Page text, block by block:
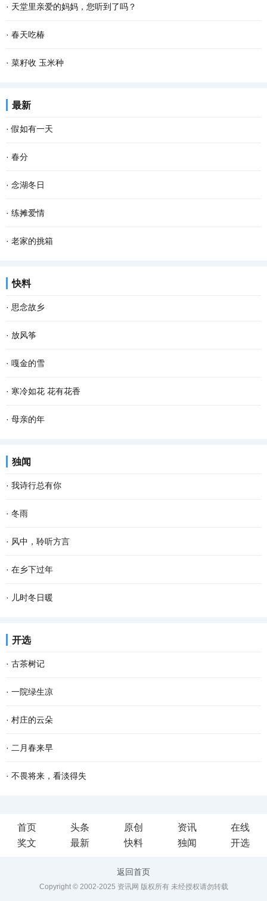
世界 美丽的鲜花散发出芬芳 只为等你 给出一季的火红 你低头时的温
柔 没有忧愁 我在一片柔情和泪水中 回想起我...
与镶嵌在老步湖路上的明珠——三湾村，离别已有十多个春秋。没想
到和她的重逢，发生在一个烟雨迷蒙的日子。 那个乍暖还寒的下午，
与几位朋友一起驱车到三湾观光。虽然天气阴沉...
· 天堂里亲爱的妈妈，您听到了吗？
天堂里亲爱的妈妈，您知道吗？儿子在人间得了重度糖尿病，在医院
躺了十四天，倍受煎熬。七月三日，高达32 mmol/L的血糖指标忙乱
· 春天吃椿
推开晨雾，把记忆安放进口袋，那些柔软的时光和迷离的梦，若隐若
· 菜籽收 玉米种
最新
·假如有一天
假如有一天， 我变成了一阵风， 我会轻柔的吹过游子的脸庞， 像母
亲般抚慰他漂泊的心灵。 假如有一天， 我变成了一场雨， 我会尽情
的浇灌久旱的粮田， 让干涸的良苗尽情享受绵绵...
· 春分
春分 一位季节的仙子 拽着暖暖的春风 蓬勃着生命的气息 撒一路芬芳
款款地走来 春风敲醒冰封的泥土 苏醒了沉睡的种子 一种力量在酥软
的泥土里萌动 一个希望在春光里勃发 萌发生长...
· 念湖冬日
念湖，一个藏在云南乌蒙山腹地的高原湖泊，烟波浩渺，碧水茫茫。
冬天的念湖，有着一种自然、简约的美。远山连绵，湖水深流。而树
· 练摊爱情
近日来，“地摊”这个词突然火爆起来，网络上出现各种各样的地摊文
· 老家的挑箱
快料
· 思念故乡
回忆，那么细碎，那么悠长；故乡，那么遥远，那么忧伤。没有故
乡，自己属于谁？没有路标，哪里是归宿？时代头也不回地疾行，故
乡最朴素最亲切的气息，一幕幕的景象在眼前滑过...
· 放风筝
阳春三月是放风筝的好季节，歌里也唱——又是一年三月三，风筝飞
满天。其实若按夏历三月，气温已经上来了，太阳也有些晒，所以过
了二月二龙抬头，就是外出踏青、纸鸢纷飞的好...
· 嘎金的雪
清晨，飘落了一夜的雪花随着呦呦鹿鸣停止了飞舞。雪花漂白了整个
世界，嘎金雪地里凌乱的足迹爆露了夜的秘密，只可惜没有目睹盛大
· 寒冷如花 花有花香
只要一进院子，西厢房边上的那棵柿子树就会唤醒画画的梦想，太美
· 母亲的年
独闻
· 我诗行总有你
还是喜欢清晨醒来 品一首诗读出相遇 倾听你那温暖的呼吸 我的文字
带孤独治愈 是否将你旋入相思的诗章 读出缺爱的默契 寻找从云端酝
酿已久相惜 生命中那人，会不会把我弄丢？ 这...
· 冬雨
撑着一把花蓝伞 走在无人的街上 左手握着冷风，右手牵着寒雨 和孤
独结伴，和寂寞成双 我想把冬天望穿 寻到花开的模样 拐角处，那一
抹绿盈盈含香 冬天，在伞下闪闪发烫 走过的路...
· 风中，聆听方言
远道而来的风 从对面的塔楼俯冲下来 破窗而入 掀动了桌面上，蜷缩
着 不敢大声说话的方言 菱形的那一块 镌刻着村落的样子 斜插在正中
· 在乡下过年
过年是一生中最 幸福 的时刻。 住在城里，每到年关，我都怀念那些
· 儿时冬日暖
开选
· 古茶树记
南方有嘉木，东门出古茶。 横亘南疆的十万大山状如巨螯，分成南北
两岭，螯尖直指西南。南岭为十万大山主脉。北岭略小，方志谓之余
脉。顶峰名雷浦茶。我以为地名有误，为何不是...
· 一院绿生凉
又到一年植树节，想起老家屋前屋后的树木来。 老家三间瓦房，隔着
花墙，在黑漆大门旁斜伸着一株樱桃树。那株樱桃，不知是何时栽
的，倚着水沟，长得歪歪扭扭，却极力把身子倚向...
· 村庄的云朵
在村庄里，更多的时候，人们看到的都是一朵云起，却没有时间一直
看到一朵云飘向何方。人们总是忙着低头劳作或是赶路，没有时间跟
· 二月春来早
二月的大地，已过立春节气，这就是春天了。 只是春风料峭，倒春寒
深处已被喊醒，春天的温暖势不可挡，无论是天...
· 不畏将来，看淡得失
历在目。然而故事却再也无法重演了。 物是人非事事休，唯有剩
首页 头条 原创 资讯
在线
奖文
最新 快料 独闻 开选
返回首页
Copyright © 2002-2025 资讯网 版权所有 未经授权请勿转载